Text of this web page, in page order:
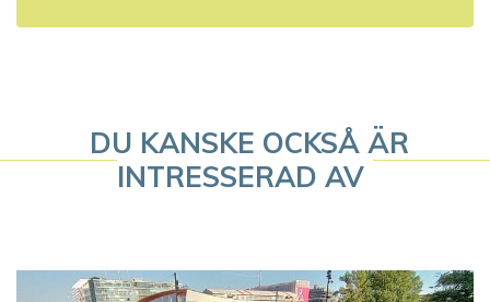
s
v
DU KANSKE OCKSÅ ÄR
INTRESSERAD AV